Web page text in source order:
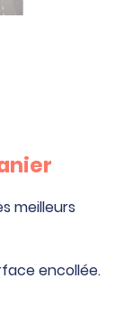
meilleurs
encollée.